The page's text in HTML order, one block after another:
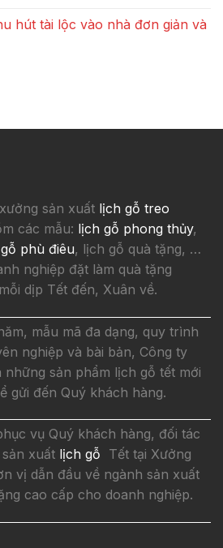
hút tài lộc vào nhà đơn giản và
sản xuất lịch gỗ treo
các mẫu: lịch gỗ phong thủy,
phù điêu, lịch gỗ quà tặng, …
nghiệp đặt làm quà tặng
dịp Tết đến, Xuân về.
mẫu mã đa dạng, quy trình
nghiệp và bài bản, Công ty
sản phẩm lịch gỗ tết mới
gửi đến Quý khách hàng.
vụ Quý khách hàng, đối tác
xuất lịch gỗ Tết tại Xưởng
vị dẫn đầu về ngành sản xuất
cao cấp cho doanh nghiệp.